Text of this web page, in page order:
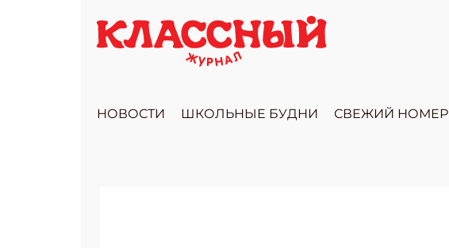
НОВОСТИ ШКОЛЬНЫЕ БУДНИ СВЕЖИЙ НОМЕР